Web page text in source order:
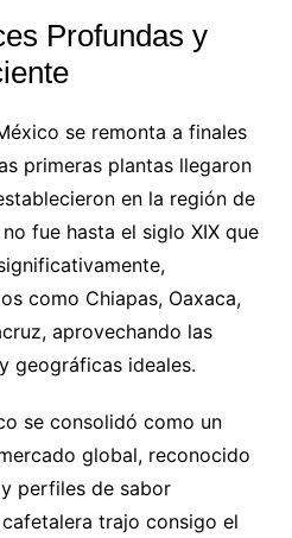
Profundas y
se remonta a finales
primeras plantas llegaron
en la región de
fue hasta el siglo XIX que
como Chiapas, Oaxaca,
aprovechando las
geográficas ideales.
se consolidó como un
global, reconocido
perfiles de sabor
trajo consigo el